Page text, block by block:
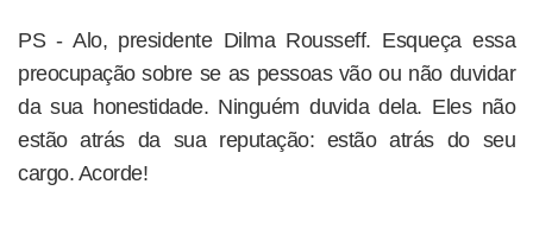
PS - Alo, presidente Dilma Rousseff. Esqueça essa
preocupação sobre se as pessoas vão ou não duvidar
da sua honestidade. Ninguém duvida dela. Eles não
estão atrás da sua reputação: estão atrás do seu
cargo. Acorde!